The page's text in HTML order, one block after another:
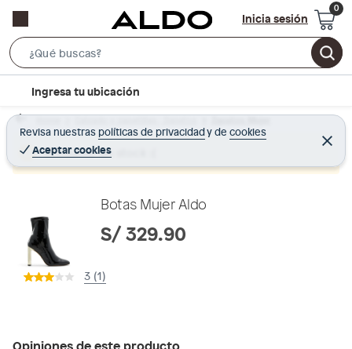
Inicia sesión
e
r
c
B
r
c
t
Ingresa tu ubicación
Revisa nuestras políticas de privacidadyde cookies
Aceptar cookies
C
e
r
Home Calzado y zapatillas - Zapatos Zapatos Mujer
Producto sin stock :(
Botas Mujer Aldo
S/ 329.90
3 (1)
Opiniones de este producto